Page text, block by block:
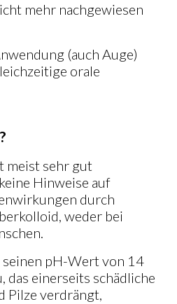
mehr nachgewiesen
(auch Auge)
orale
meist sehr gut
Hinweise auf
durch
weder bei
pH-Wert von 14
das einerseits schädliche
Pilze verdrängt,